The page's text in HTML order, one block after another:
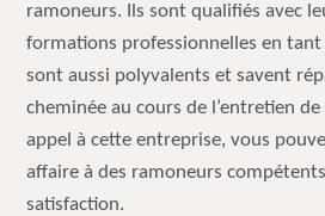
ramoneurs. Ils sont qualifiés avec
formations professionnelles en
sont aussi polyvalents et savent
cheminée au cours de l’entretien
appel à cette entreprise, vous
affaire à des ramoneurs
satisfaction.